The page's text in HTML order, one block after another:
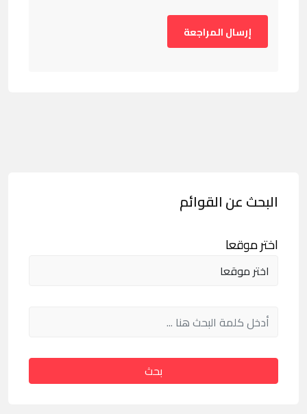
البحث عن القوائم
اختر موقعا
بحث